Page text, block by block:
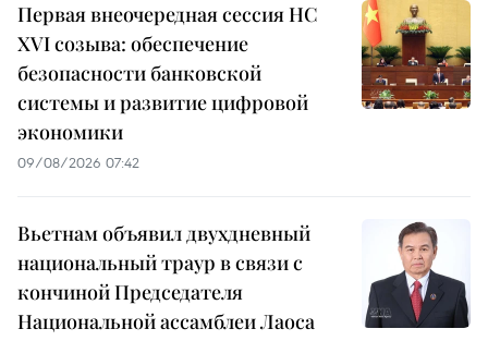
Первая внеочередная сессия НС
XVI созыва: обеспечение
безопасности банковской
системы и развитие цифровой
экономики
09/08/2026 07:42
Вьетнам объявил двухдневный
национальный траур в связи с
кончиной Председателя
Национальной ассамблеи Лаоса